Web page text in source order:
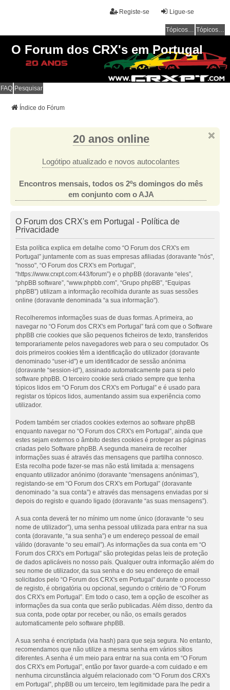
Ligue-se
Registe-se
Tópicos sem resposta Tópicos ativos
O Forum dos CRX's em Portugal
FAQ Pesquisar
Índice do Fórum
20 anos online
Logótipo atualizado e novos autocolantes
Encontros mensais, todos os 2ºs domingos do mês
em conjunto com o AJA
O Forum dos CRX's em Portugal - Política de
Privacidade
Esta política explica em detalhe como “O Forum dos CRX's em
Portugal” juntamente com as suas empresas afiliadas (doravante "nós",
"nosso", “O Forum dos CRX's em Portugal”,
“https://www.crxpt.com:443/forum”) e o phpBB (doravante “eles”,
“phpBB software”, “www.phpbb.com”, “Grupo phpBB”, “Equipas
phpBB”) utilizam a informação recolhida durante as suas sessões
online (doravante denominada “a sua informação”).
Recolheremos informações suas de duas formas. A primeira, ao
navegar no “O Forum dos CRX's em Portugal” fará com que o Software
phpBB crie cookies que são pequenos ficheiros de texto, transferidos
temporariamente pelos navegadores web para o seu computador. Os
dois primeiros cookies têm a identificação do utilizador (doravante
denominado “user-id”) e um identificador de sessão anónima
(doravante “session-id”), assinado automaticamente para si pelo
software phpBB. O terceiro cookie será criado sempre que tenha
tópicos lidos em “O Forum dos CRX's em Portugal” e é usado para
registar os tópicos lidos, aumentando assim sua experiência como
utilizador.
Podem também ser criados cookies externos ao software phpBB
enquanto navegar no “O Forum dos CRX's em Portugal”, ainda que
estes sejam externos o âmbito destes cookies é proteger as páginas
criadas pelo Software phpBB. A segunda maneira de recolher
informações suas é através das mensagens que partilha connosco.
Esta recolha pode fazer-se mas não está limitada a: mensagens
enquanto utilizador anónimo (doravante “mensagens anónimas”),
registando-se em “O Forum dos CRX's em Portugal” (doravante
denominado “a sua conta”) e através das mensagens enviadas por si
depois do registo e quando ligado (doravante “as suas mensagens”).
A sua conta deverá ter no mínimo um nome único (doravante “o seu
nome de utilizador”), uma senha pessoal utilizada para entrar na sua
conta (doravante, “a sua senha”) e um endereço pessoal de email
válido (doravante “o seu email”). As informações da sua conta em “O
Forum dos CRX's em Portugal” são protegidas pelas leis de proteção
de dados aplicáveis no nosso país. Qualquer outra informação além do
seu nome de utilizador, da sua senha e do seu endereço de email
solicitados pelo “O Forum dos CRX's em Portugal” durante o processo
de registo, é obrigatória ou opcional, segundo o critério de “O Forum
dos CRX's em Portugal”. Em todo o caso, tem a opção de escolher as
informações da sua conta que serão publicadas. Além disso, dentro da
sua conta, pode optar por receber, ou não, os emails gerados
automaticamente pelo software phpBB.
A sua senha é encriptada (via hash) para que seja segura. No entanto,
recomendamos que não utilize a mesma senha em vários sítios
diferentes. A senha é um meio para entrar na sua conta em “O Forum
dos CRX's em Portugal”, então por favor guarde-a com cuidado e em
nenhuma circunstância alguém relacionado com “O Forum dos CRX's
em Portugal”, phpBB ou um terceiro, tem legitimidade para lhe pedir a